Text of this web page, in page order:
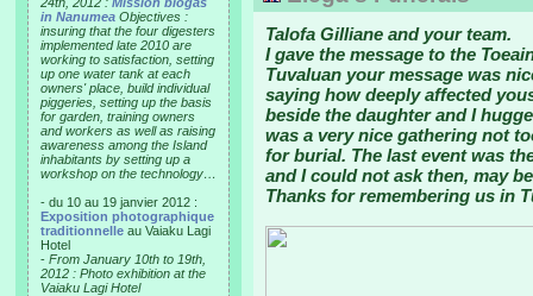
in Nanumea Objectives :
insuring that the four digesters
implemented late 2010 are
working to satisfaction, setting
up one water tank at each
owners' place, build individual
piggeries, setting up the basis
for garden, training owners
and workers as well as raising
awareness among the Island
inhabitants by setting up a
workshop on the technology…
- du 10 au 19 janvier 2012 :
Exposition photographique
traditionnelle au Vaiaku Lagi
Hotel
- From January 10th to 19th,
2012 : Photo exhibition at the
Vaiaku Lagi Hotel
Talofa Gilliane and your team.
I gave the message to the
Tuvaluan your message was
saying how deeply affected
beside the daughter and I
was a very nice gathering not
for burial. The last event was
and I could not ask then, may
Thanks for remembering us in